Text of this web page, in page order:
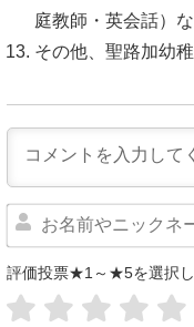
庭教師・英会話）
その他、聖路加幼
評価投票★1～★5を選択し